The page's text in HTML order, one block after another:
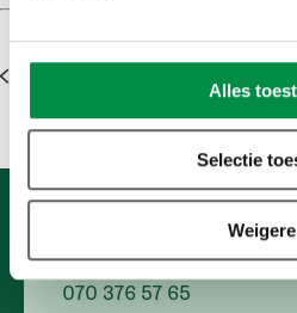
Alles
Selectie
mogelijkheden?
Wij helpen je graag
Bel ons op
070 376 57 65